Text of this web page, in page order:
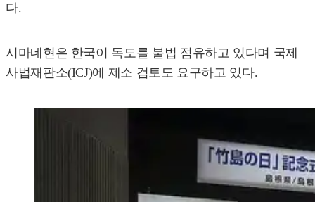
다.
시마네현은 한국이 독도를 불법 점유하고 있다며 국제
사법재판소(ICJ)에 제소 검토도 요구하고 있다.